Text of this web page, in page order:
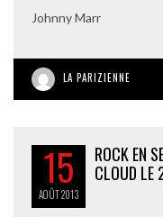
Johnny Marr
LA PARIZIENNE
15
AOÛT2013
ROCK EN
CLOUD